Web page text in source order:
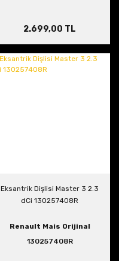
2.699,00 TL
Eksantrik Dişlisi Master 3 2.3
dCi 130257408R
Renault Mais Orijinal
130257408R